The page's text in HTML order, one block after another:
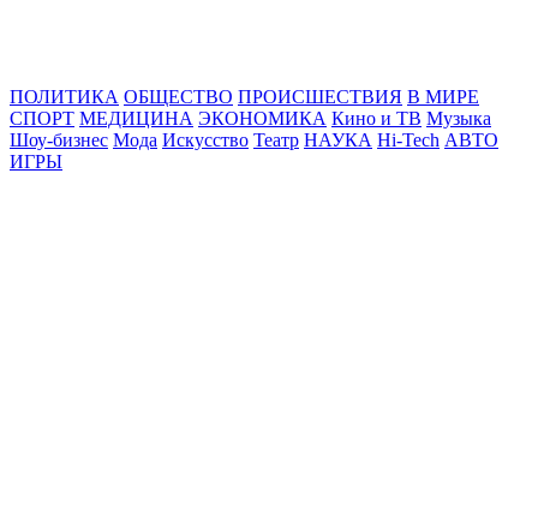
ПОЛИТИКА ОБЩЕСТВО ПРОИСШЕСТВИЯ В МИРЕ
СПОРТ МЕДИЦИНА ЭКОНОМИКА Кино и ТВ Музыка
Шоу-бизнес Мода Искусство Театр НАУКА Hi-Tech АВТО
ИГРЫ